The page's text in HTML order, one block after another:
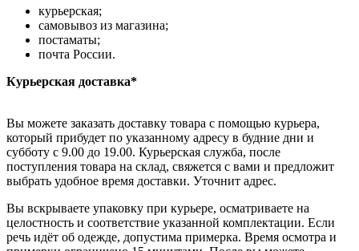
курьерская;
самовывоз из магазина;
постаматы;
почта России.
Курьерская доставка*
Вы можете заказать доставку товара с помощью курьера,
который прибудет по указанному адресу в будние дни и
субботу с 9.00 до 19.00. Курьерская служба, после
поступления товара на склад, свяжется с вами и предложит
выбрать удобное время доставки. Уточнит адрес.
Вы вскрываете упаковку при курьере, осматриваете на
целостность и соответствие указанной комплектации. Если
речь идёт об одежде, допустима примерка. Время осмотра и